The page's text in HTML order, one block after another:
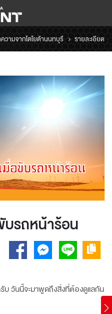
วามจากโตโยต้านนทบุรี รายละเอียด
บรถหน้าร้อน
บ วันนี้จะมาพูดถึงสิ่งที่ต้องดูแลกัน